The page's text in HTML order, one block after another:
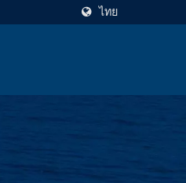
ไทย